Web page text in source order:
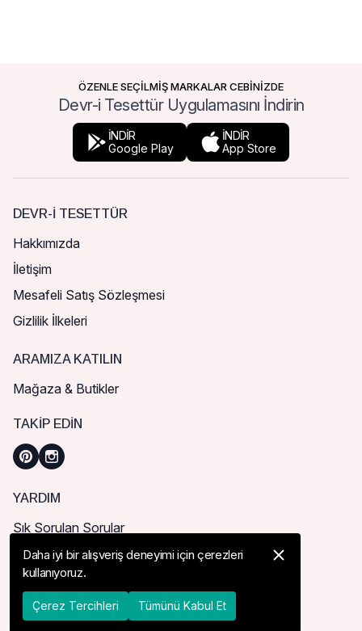
ÖZENLE SEÇİLMİŞ MARKALAR CEBİNİZDE
Devr-i Tesettür Uygulamasını İndirin
İNDİR
Google Play
İNDİR
App Store
DEVR-I TESETTÜR
Hakkımızda
İletişim
Mesafeli Satış Sözleşmesi
Gizlilik İlkeleri
ARAMIZA KATILIN
Mağaza & Butikler
TAKIP EDIN
YARDIM
Sık Sorulan Sorular
Nasıl Sipariş Verebilirim?
Kargo ve Teslimat
İade, İptal ve Değişim
Daha iyi bir alışveriş deneyimi için çerezleri
kullanıyoruz.
Çerez Tercihleri Tümünü Kabul Et